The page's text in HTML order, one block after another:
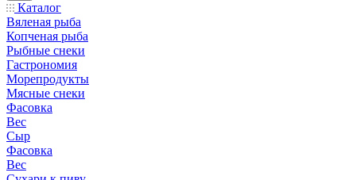
Каталог
Вяленая рыба
Копченая рыба
Рыбные снеки
Гастрономия
Морепродукты
Мясные снеки
Фасовка
Вес
Сыр
Фасовка
Вес